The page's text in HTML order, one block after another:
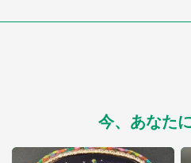
今、あなた